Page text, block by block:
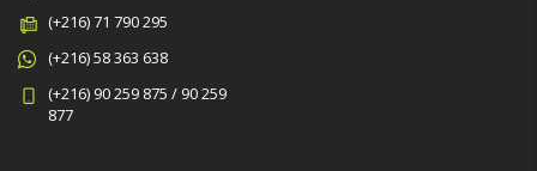
(+216) 71 790 295
(+216) 58 363 638
(+216) 90 259 875 / 90 259
877